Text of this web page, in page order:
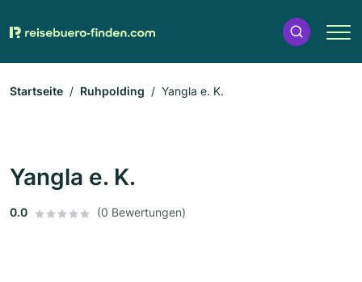
Startseite Ruhpolding Yangla e. K.
Yangla e. K.
0.0 (0 Bewertungen)